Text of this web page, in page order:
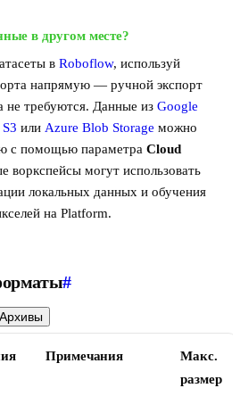
в другом месте?
в Roboflow, используй
напрямую — ручной экспорт
не требуются. Данные из Google
или Azure Blob Storage можно
с помощью параметра Cloud
воркспейсы могут использовать
локальных данных и обучения
на Platform.
#
Архивы
Примечания
Макс.
размер